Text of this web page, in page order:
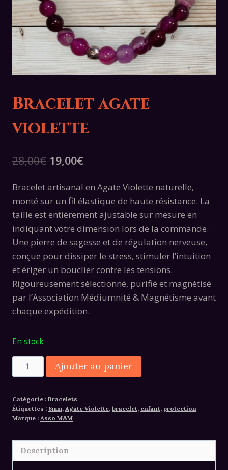
Bracelet agate
violette
28,00€ Le
initial
était :
28,00€.
19,00€Le
actuel
est :
19,00€.
Bracelet artisanal en Agate Violette naturelle,
monté sur un fil élastique de haute résistance. La
taille est entièrement ajustable sur mesure en
indiquant votre dimension lors de la commande.
Une pierre de sagesse et de régulation nerveuse,
conçue pour dissiper le stress, stimuler l’intuition
et ériger un bouclier contre les tensions.
Rigoureusement sélectionné, purifié et magnétisé
par l’Association Médiumnité & Magnétisme avant
chaque expédition.
En stock
quantité
de
agate
violette
Ajouter au panier
Catégorie : Bracelets
Étiquettes : 6mm, Agate Violette, bracelet, enfant, protection
Marque : Asso M&M
Description